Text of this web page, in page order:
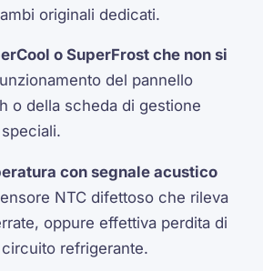
originali dedicati.
o SuperFrost che non si
del pannello
o della scheda di gestione
con segnale acustico
NTC difettoso che rileva
oppure effettiva perdita di
refrigerante.